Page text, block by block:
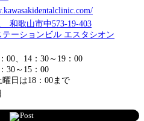
和歌山市中573-19-403
テーションビル エスタシオン
00、14：30～19：00
30～15：00
日は18：00まで
Post